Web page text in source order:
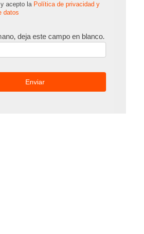
acepto la Política de privacidad y
datos
deja este campo en blanco.